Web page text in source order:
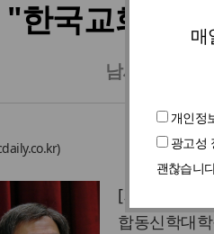
매
개인정
광고성
괜찮습니
"한국교회가 '
남서울은혜
)
[기독일보 홍
합동신학대